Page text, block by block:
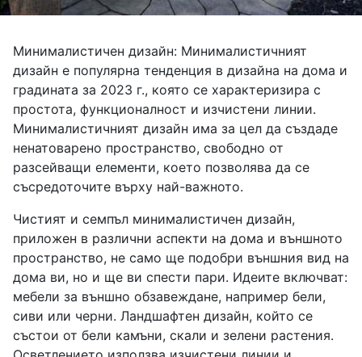
Минималистичен дизайн: Минималистичният
дизайн е популярна тенденция в дизайна на дома и
градината за 2023 г., която се характеризира с
простота, функционалност и изчистени линии.
Минималистичният дизайн има за цел да създаде
ненатоварено пространство, свободно от
разсейващи елементи, което позволява да се
съсредоточите върху най-важното.
Чистият и семпъл минималистичен дизайн,
приложен в различни аспекти на дома и външното
пространство, не само ще подобри външния вид на
дома ви, но и ще ви спести пари. Идеите включват:
мебели за външно обзавеждане, например бели,
сиви или черни. Ландшафтен дизайн, който се
състои от бели камъни, скали и зелени растения.